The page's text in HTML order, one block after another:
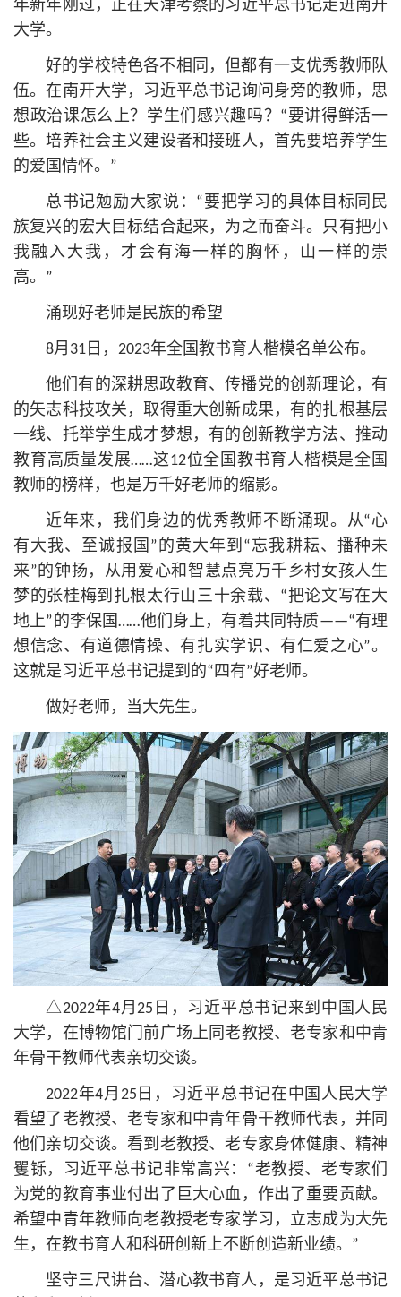
年新年刚过，正在天津考察的习近平总书记走进南开
大学。
好的学校特色各不相同，但都有一支优秀教师队
伍。在南开大学，习近平总书记询问身旁的教师，思
想政治课怎么上？学生们感兴趣吗？“要讲得鲜活一
些。培养社会主义建设者和接班人，首先要培养学生
的爱国情怀。”
总书记勉励大家说：“要把学习的具体目标同民
族复兴的宏大目标结合起来，为之而奋斗。只有把小
我融入大我，才会有海一样的胸怀，山一样的崇
高。”
涌现好老师是民族的希望
8月31日，2023年全国教书育人楷模名单公布。
他们有的深耕思政教育、传播党的创新理论，有
的矢志科技攻关，取得重大创新成果，有的扎根基层
一线、托举学生成才梦想，有的创新教学方法、推动
教育高质量发展……这12位全国教书育人楷模是全国
教师的榜样，也是万千好老师的缩影。
近年来，我们身边的优秀教师不断涌现。从“心
有大我、至诚报国”的黄大年到“忘我耕耘、播种未
来”的钟扬，从用爱心和智慧点亮万千乡村女孩人生
梦的张桂梅到扎根太行山三十余载、“把论文写在大
地上”的李保国……他们身上，有着共同特质——“有理
想信念、有道德情操、有扎实学识、有仁爱之心”。
这就是习近平总书记提到的“四有”好老师。
做好老师，当大先生。
△2022年4月25日，习近平总书记来到中国人民
大学，在博物馆门前广场上同老教授、老专家和中青
年骨干教师代表亲切交谈。
2022年4月25日，习近平总书记在中国人民大学
看望了老教授、老专家和中青年骨干教师代表，并同
他们亲切交谈。看到老教授、老专家身体健康、精神
矍铄，习近平总书记非常高兴：“老教授、老专家们
为党的教育事业付出了巨大心血，作出了重要贡献。
希望中青年教师向老教授老专家学习，立志成为大先
生，在教书育人和科研创新上不断创造新业绩。”
坚守三尺讲台、潜心教书育人，是习近平总书记